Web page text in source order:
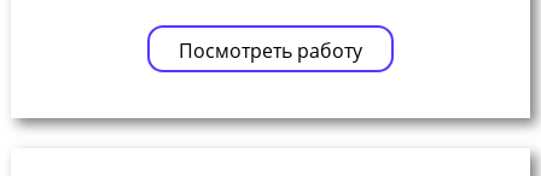
Посмотреть работу